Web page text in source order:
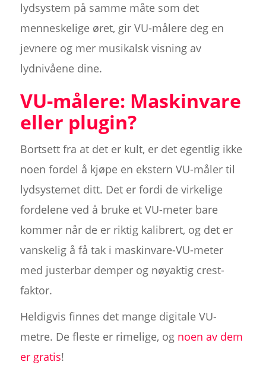
lydsystem på samme måte som det
menneskelige øret, gir VU-målere deg en
jevnere og mer musikalsk visning av
lydnivåene dine.
VU-målere: Maskinvare
eller plugin?
Bortsett fra at det er kult, er det egentlig ikke
noen fordel å kjøpe en ekstern VU-måler til
lydsystemet ditt. Det er fordi de virkelige
fordelene ved å bruke et VU-meter bare
kommer når de er riktig kalibrert, og det er
vanskelig å få tak i maskinvare-VU-meter
med justerbar demper og nøyaktig crest-
faktor.
Heldigvis finnes det mange digitale VU-
metre. De fleste er rimelige, og noen av dem
er gratis!